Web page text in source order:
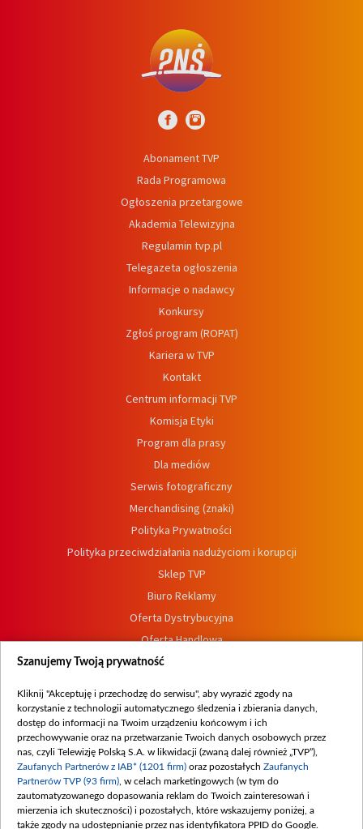
Abonament TVP
Rada Programowa
Ogłoszenia przetargowe
Akademia Telewizyjna
Regulamin tvp.pl
Telegazeta ogłoszenia
Informacje o nadawcy
Konkursy
Zgłoś program (ROPAT)
Kariera w TVP
Kontakt
Centrum informacji TVP
Komisja Etyki
Program dla prasy
Dla mediów
Serwis fotograficzny
Merchandising (znaki)
Polityka Prywatności
Polityka przeciwdziałania nadużyciom i korupcji
Sklep TVP
Biuro Reklamy
Oferta Dystrybucyjna
Oferta Handlowa
Dostępność
Procedura zgłoszeń wewnętrznych
Szanujemy Twoją prywatność
Kliknij "Akceptuję i przechodzę do serwisu", aby wyrazić zgody na
korzystanie z technologii automatycznego śledzenia i zbierania danych,
dostęp do informacji na Twoim urządzeniu końcowym i ich
przechowywanie oraz na przetwarzanie Twoich danych osobowych przez
nas, czyli Telewizję Polską S.A. w likwidacji (zwaną dalej również „TVP”),
Zaufanych Partnerów z IAB* (1201 firm) oraz pozostałych Zaufanych
Partnerów TVP (93 firm) , w celach marketingowych (w tym do
zautomatyzowanego dopasowania reklam do Twoich zainteresowań i
mierzenia ich skuteczności) i pozostałych, które wskazujemy poniżej, a
także zgody na udostępnianie przez nas identyfikatora PPID do Google.